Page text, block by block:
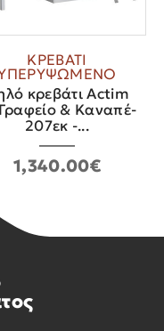
ΚΡΕΒΑΤΙ
κρεβάτι Actim
& Καναπέ-
207εκ -...
1,340.00€